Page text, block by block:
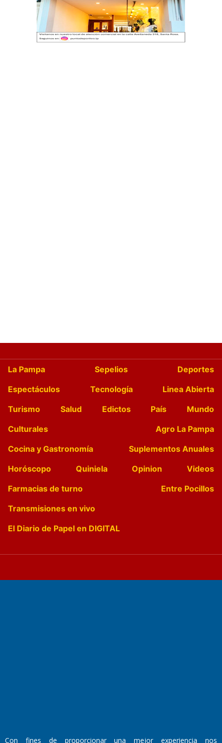
La Pampa Sepelios
Deportes
Espectáculos
Tecnología
Linea Abierta
Turismo
Salud Edictos País
Mundo
Culturales
Agro La Pampa
Cocina y Gastronomía
Suplementos Anuales
Horóscopo
Quiniela Opinion
Videos
Farmacias de turno
Entre Pocillos
Transmisiones en vivo
El Diario de Papel en DIGITAL
Con fines de proporcionar una mejor experiencia nos